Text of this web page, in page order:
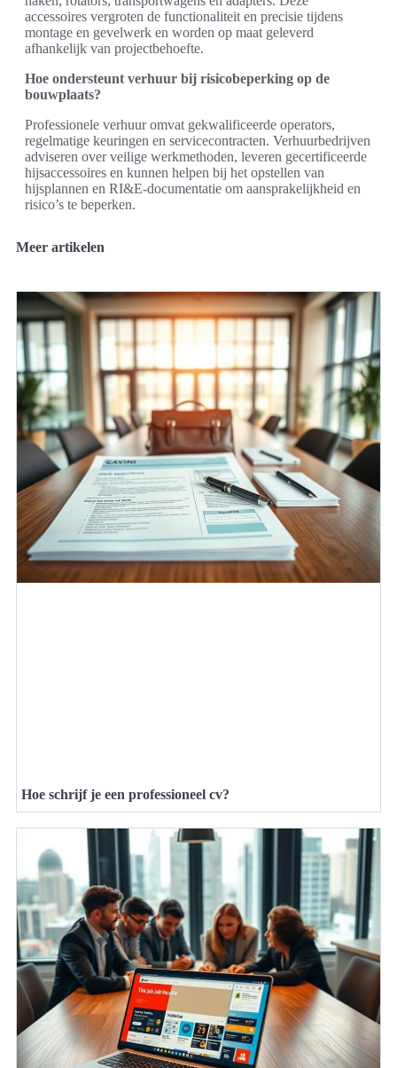
accessoires vergroten de functionaliteit en precisie tijdens
montage en gevelwerk en worden op maat geleverd
afhankelijk van projectbehoefte.
Hoe ondersteunt verhuur bij risicobeperking op de
bouwplaats?
Professionele verhuur omvat gekwalificeerde operators,
regelmatige keuringen en servicecontracten. Verhuurbedrijven
adviseren over veilige werkmethoden, leveren gecertificeerde
hijsaccessoires en kunnen helpen bij het opstellen van
hijsplannen en RI&E-documentatie om aansprakelijkheid en
risico’s te beperken.
Meer artikelen
Hoe schrijf je een professioneel cv?